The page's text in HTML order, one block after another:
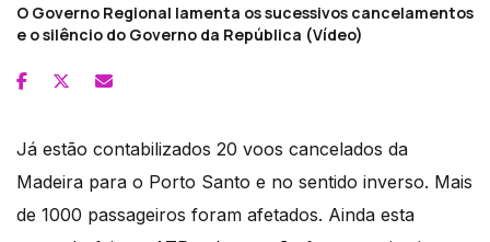
O Governo Regional lamenta os sucessivos cancelamentos
e o silêncio do Governo da República (Vídeo)
Já estão contabilizados 20 voos cancelados da
Madeira para o Porto Santo e no sentido inverso. Mais
de 1000 passageiros foram afetados. Ainda esta